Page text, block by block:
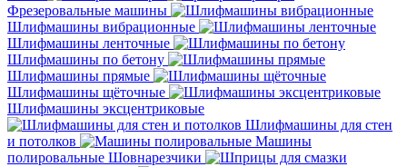
Фрезеровальные машины
Шлифмашины вибрационные
Шлифмашины ленточные
Шлифмашины по бетону
Шлифмашины прямые
Шлифмашины щёточные
Шлифмашины эксцентриковые
Шлифмашины для стен
и потолков
Машины
полировальные Шовнарезчики